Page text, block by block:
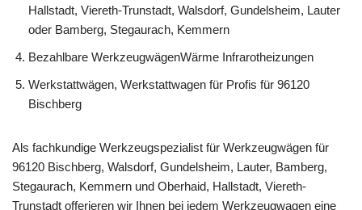
Hallstadt, Viereth-Trunstadt, Walsdorf, Gundelsheim, Lauter
oder Bamberg, Stegaurach, Kemmern
Bezahlbare WerkzeugwägenWärme Infrarotheizungen
Werkstattwägen, Werkstattwagen für Profis für 96120
Bischberg
Als fachkundige Werkzeugspezialist für Werkzeugwägen für
96120 Bischberg, Walsdorf, Gundelsheim, Lauter, Bamberg,
Stegaurach, Kemmern und Oberhaid, Hallstadt, Viereth-
Trunstadt offerieren wir Ihnen bei jedem Werkzeugwagen eine